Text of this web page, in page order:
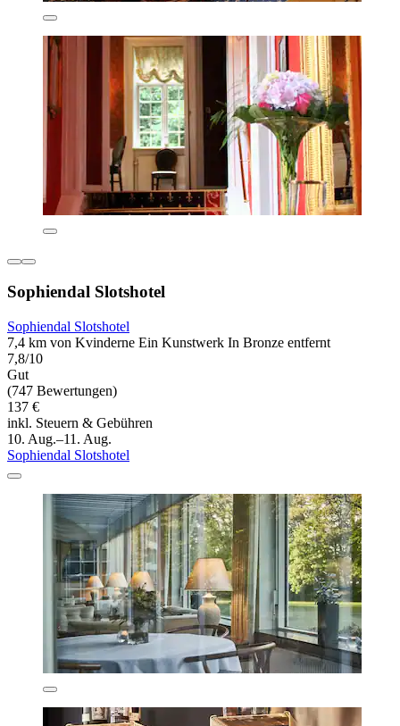
Sophiendal Slotshotel
Sophiendal Slotshotel
7,4 km von Kvinderne Ein Kunstwerk In Bronze entfernt
7,8/10
Gut
(747 Bewertungen)
137 €
inkl. Steuern & Gebühren
10. Aug.–11. Aug.
Sophiendal Slotshotel